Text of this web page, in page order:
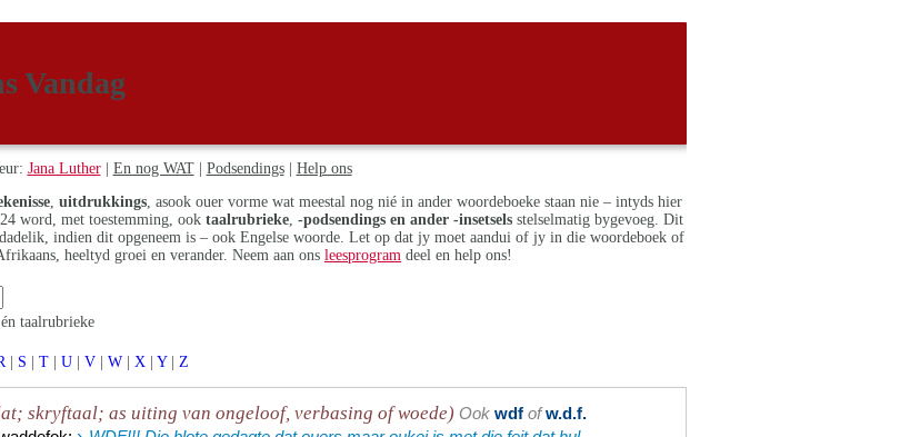
Vandag
Jana Luther| En nog WAT| Podsendings| Help ons
uitdrukkings , asook ouer vorme wat meestal nog nié in ander woordeboeke staan nie – intyds hier
word, met toestemming, ook taalrubrieke -podsendings en ander -insetsels stelselmatig bygevoeg. Dit
indien dit opgeneem is – ook Engelse woorde. Let op dat jy moet aandui of jy in die woordeboek of
heeltyd groei en verander. Neem aan ons leesprogram deel en help ons!
taalrubrieke
| S | T | U | V | W | X | Y | Z
skryftaal; as uiting van ongeloof, verbasing of woede) Ook wdf of w.d.f.